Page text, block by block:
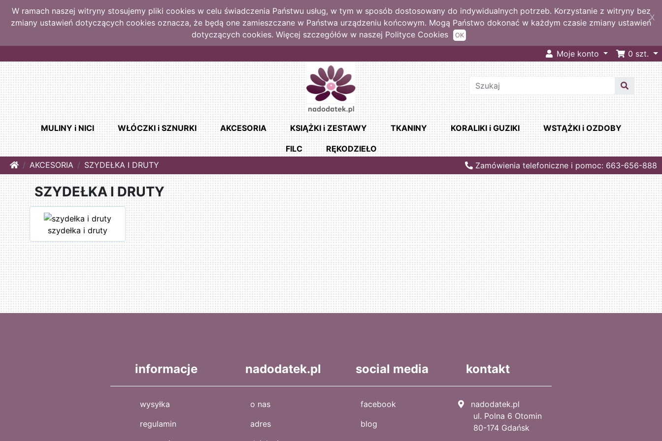
W ramach naszej witryny stosujemy pliki cookies w celu świadczenia Państwu usług, w tym w sposób dostosowany do indywidualnych potrzeb. Korzystanie z witryny bez
zmiany ustawień dotyczących cookies oznacza, że będą one zamieszczane w Państwa urządzeniu końcowym. Mogą Państwo dokonać w każdym czasie zmiany ustawień
dotyczących cookies. Więcej szczegółów w naszej Polityce Cookies
X
OK
Moje konto 0 szt.
MULINY i NICI WŁÓCZKI i SZNURKI AKCESORIA KSIĄŻKI i ZESTAWY TKANINY KORALIKI i GUZIKI WSTĄŻKI i OZDOBY
FILC
RĘKODZIEŁO
HomeAKCESORIA SZYDEŁKA I DRUTY Zamówienia telefoniczne i pomoc: 663-656-888
SZYDEŁKA I DRUTY
szydełka i druty
informacje
wysyłka
regulamin
nadodatek.pl
o nas
adres
social media
facebook
blog
kontakt
nadodatek.pl
ul. Polna 6 Otomin
80-174 Gdańsk